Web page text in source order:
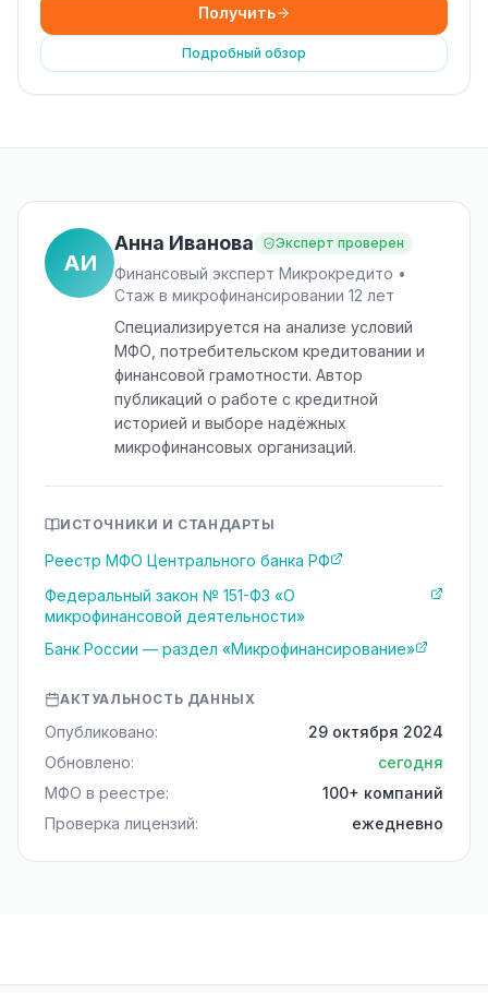
Получить
Подробный обзор
АИ
Анна Иванова Эксперт проверен
Финансовый эксперт Микрокредито •
Стаж в микрофинансировании 12 лет
Специализируется на анализе условий
МФО, потребительском кредитовании и
финансовой грамотности. Автор
публикаций о работе с кредитной
историей и выборе надёжных
микрофинансовых организаций.
ИСТОЧНИКИ И СТАНДАРТЫ
Реестр МФО Центрального банка РФ
Федеральный закон № 151-ФЗ «О
микрофинансовой деятельности»
Банк России — раздел «Микрофинансирование»
АКТУАЛЬНОСТЬ ДАННЫХ
Опубликовано:
29 октября 2024
Обновлено:
сегодня
МФО в реестре:
100+ компаний
Проверка лицензий:
ежедневно